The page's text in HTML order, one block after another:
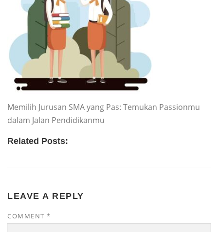
Memilih Jurusan SMA yang Pas: Temukan Passionmu
dalam Jalan Pendidikanmu
Related Posts:
LEAVE A REPLY
COMMENT *